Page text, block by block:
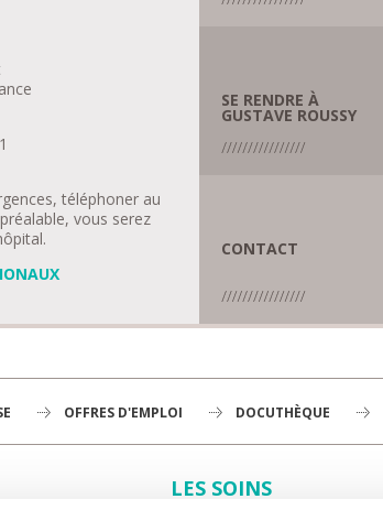
téléphoner au
vous serez
SE RENDRE À
GUSTAVE ROUSSY
CONTACT
OFFRES D'EMPLOI DOCUTHÈQUE
LES SOINS